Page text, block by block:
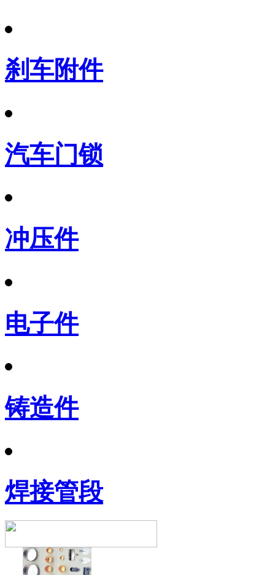
刹车附件
汽车门锁
冲压件
电子件
铸造件
焊接管段